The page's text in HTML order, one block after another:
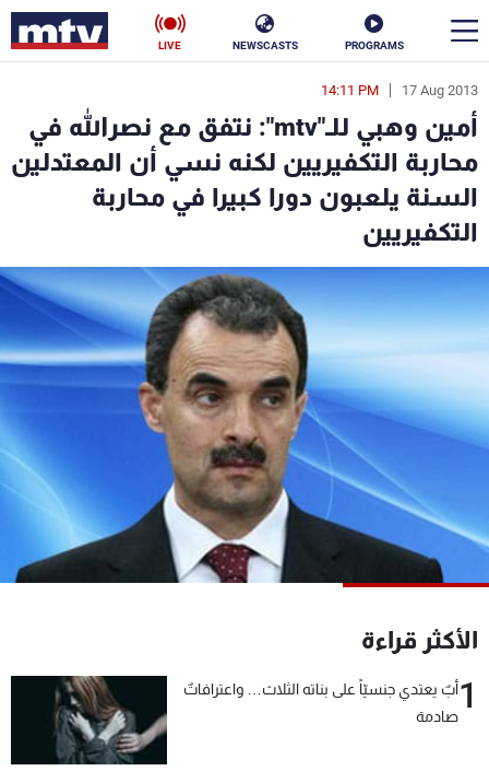
PROGRAMS
NEWSCASTS
LIVE
17 Aug 2013
14:11 PM
أمين وهبي للـ"mtv": نتفق مع نصرالله في
محاربة التكفيريين لكنه نسي أن المعتدلين
السنة يلعبون دورا كبيرا في محاربة
التكفيريين
الأكثر قراءة
1أبٌ يعتدي جنسيّاً على بناته الثلاث… واعترافاتٌ
صادمة
en
الأخبار
سياسة ناس
منوعات رياضة
كأس العالم
جدول البرامج
شاهد البرامج
الترددات
الإنـتـاج
سياسة الخصوصية